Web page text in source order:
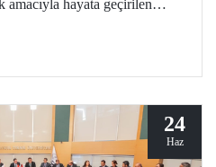
amacıyla hayata geçirilen
etkinliği İTÜ’de düzenlendi.
24
Haz